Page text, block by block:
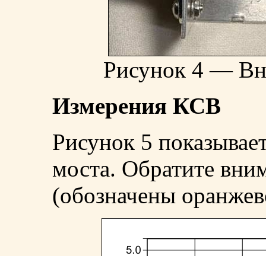
Рисунок 4 —
Измерения КСВ
Рисунок 5
моста. Обратите
(обозначены